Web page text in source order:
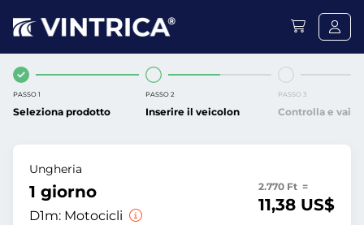
PASSO 1
Seleziona prodotto
PASSO 2
Inserire il veicolon
PASSO 3
Controlla e vai
Ungheria
1 giorno
D1m: Motocicli
2.770 Ft =
11,38 US$